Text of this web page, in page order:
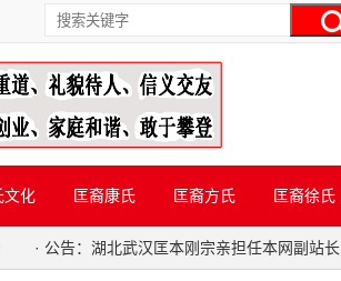
文化 匡裔康氏 匡裔方氏 匡裔徐氏
· 公告：湖北武汉匡本刚宗亲担任本网副站长